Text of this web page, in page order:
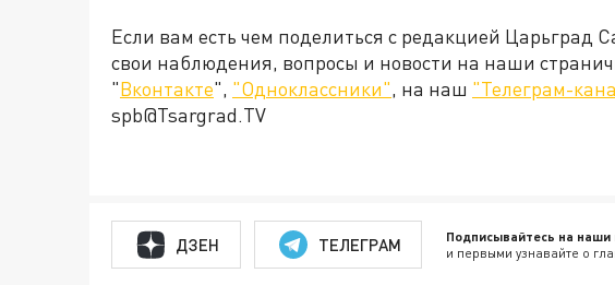
Если вам есть чем поделиться с редакцией Царьград
свои наблюдения, вопросы и новости на наши
"Вконтакте", "Одноклассники", на наш "Телеграм-
spb@Tsargrad.TV
ДЗЕН ТЕЛЕГРАМ Подписывайтесь на наши
и первыми узнавайте о